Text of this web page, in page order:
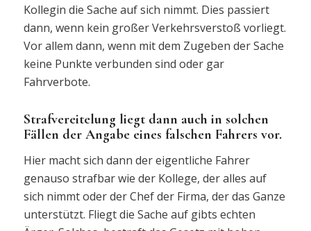
Kollegin die Sache auf sich nimmt. Dies passiert
dann, wenn kein großer Verkehrsverstoß vorliegt.
Vor allem dann, wenn mit dem Zugeben der Sache
keine Punkte verbunden sind oder gar
Fahrverbote.
Strafvereitelung liegt dann auch in solchen
Fällen der Angabe eines falschen Fahrers vor.
Hier macht sich dann der eigentliche Fahrer
genauso strafbar wie der Kollege, der alles auf
sich nimmt oder der Chef der Firma, der das Ganze
unterstützt. Fliegt die Sache auf gibts echten